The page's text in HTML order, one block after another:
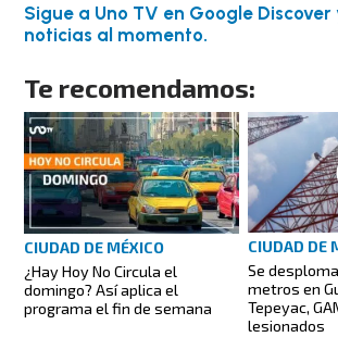
Sigue a Uno TV en Google
noticias al momento.
Te recomendamos:
CIUDAD DE MÉXICO
¿Hay Hoy No Circula el
domingo? Así aplica el
programa el fin de semana
CIUDAD DE
Se
metros en
Tepeyac,
lesionados